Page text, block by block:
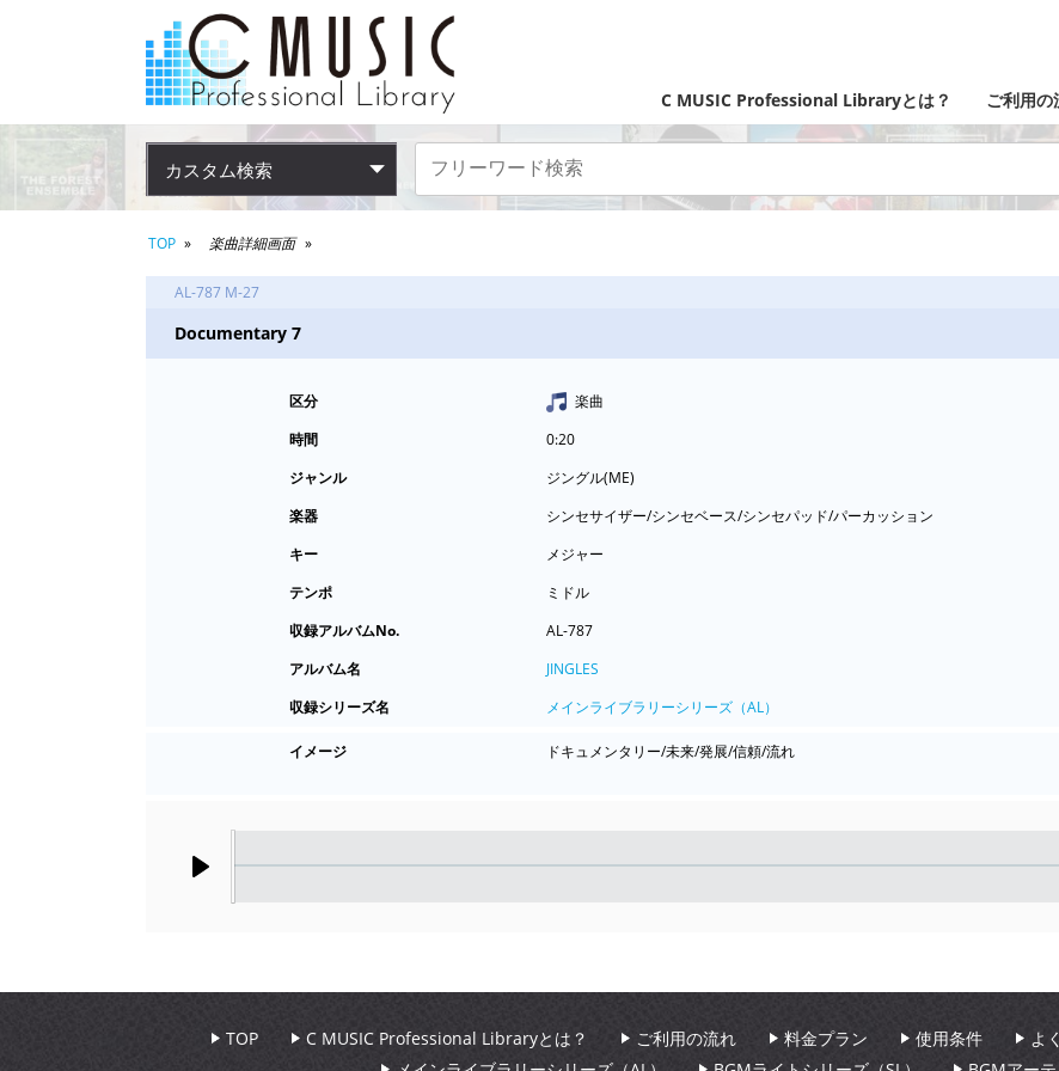
C MUSIC Professional Libraryとは？ ご利用の
カスタム検索
TOP 楽曲詳細画面
AL-787 M-27
Documentary 7
区分
楽曲
時間
0:20
ジャンル
ジングル(ME)
楽器
シンセサイザー/シンセベース/シンセパッド/パーカッション
キー
メジャー
テンポ
ミドル
収録アルバムNo.
AL-787
アルバム名
JINGLES
収録シリーズ名
メインライブラリーシリーズ（AL）
イメージ ドキュメンタリー/未来/発展/信頼/流れ
TOP C MUSIC Professional Libraryとは？ ご利用の流れ 料金プラン 使用条件 よ